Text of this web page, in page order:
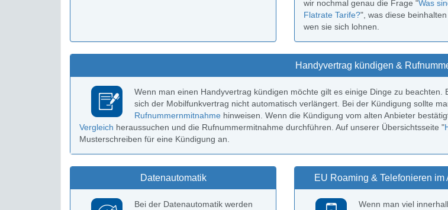
wir nochmal genau die Frage "Was
Flatrate Tarife?", was diese
wen sie sich lohnen.
Handyvertrag kündigen &
Wenn man einen Handyvertrag kündigen möchte gilt es einige Dinge zu
sich der Mobilfunkvertrag nicht automatisch verlängert. Bei der Kündigung sollte
Rufnummernmitnahme hinweisen. Wenn die Kündigung vom alten Anbieter
Vergleich heraussuchen und die Rufnummermitnahme durchführen. Auf unserer Übersichtsseite "
Musterschreiben für eine Kündigung an.
Datenautomatik
Bei der Datenautomatik werden
EU Roaming & Telefonieren im
Wenn man viel